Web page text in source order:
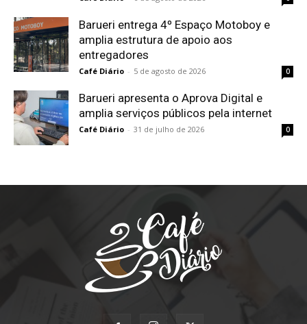
Barueri entrega 4º Espaço Motoboy e
amplia estrutura de apoio aos
entregadores
Café Diário - 5 de agosto de 2026 0
Barueri apresenta o Aprova Digital e
amplia serviços públicos pela internet
Café Diário - 31 de julho de 2026 0